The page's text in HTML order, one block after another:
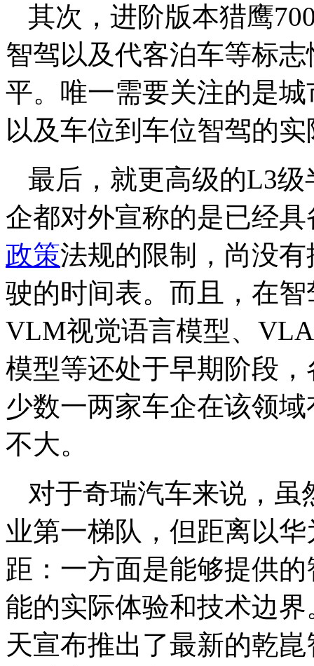
其次，进阶版本猎鹰
智驾以及代客泊车等标
平。唯一需要关注的是
以及车位到车位智驾的
最后，就更高级的L3
企都对外宣称的是已经
政策法规的限制，尚没
驶的时间表。而且，在
VLM视觉语言模型、
模型等还处于早期阶段
少数一两家车企在该领
不大。
对于奇瑞汽车来说，
业第一梯队，但距离以
距：一方面是能够提供
能的实际体验和技术边
天宣布推出了最新的乾